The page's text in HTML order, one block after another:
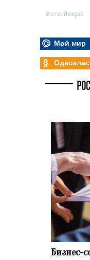
Фото: freepik
Мой мир
Бизнес-